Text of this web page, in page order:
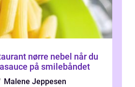
nørre nebel når du
på smilebåndet
Malene Jeppesen